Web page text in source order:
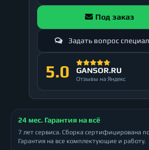
Под заказ
Задать вопрос
5.0 GANSOR.RU
Отзывы на Яндекс
24 мес. Гарантия на всё
7 лет сервиса. Сборка сертифицирована
Гарантия на все комплектующие и работу.